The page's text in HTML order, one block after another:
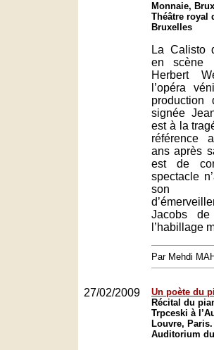
Monnaie,
Théâtre royal
Bruxelles
La Calisto
en scène
Herbert
l’opéra
production
signée
est à la
référence
ans après
est de
spectacle
son
Jacobs
l’habillage
Par Mehdi
27/02/2009
Un poète du
Récital du
Trpceski à
Louvre, Paris.
Auditorium